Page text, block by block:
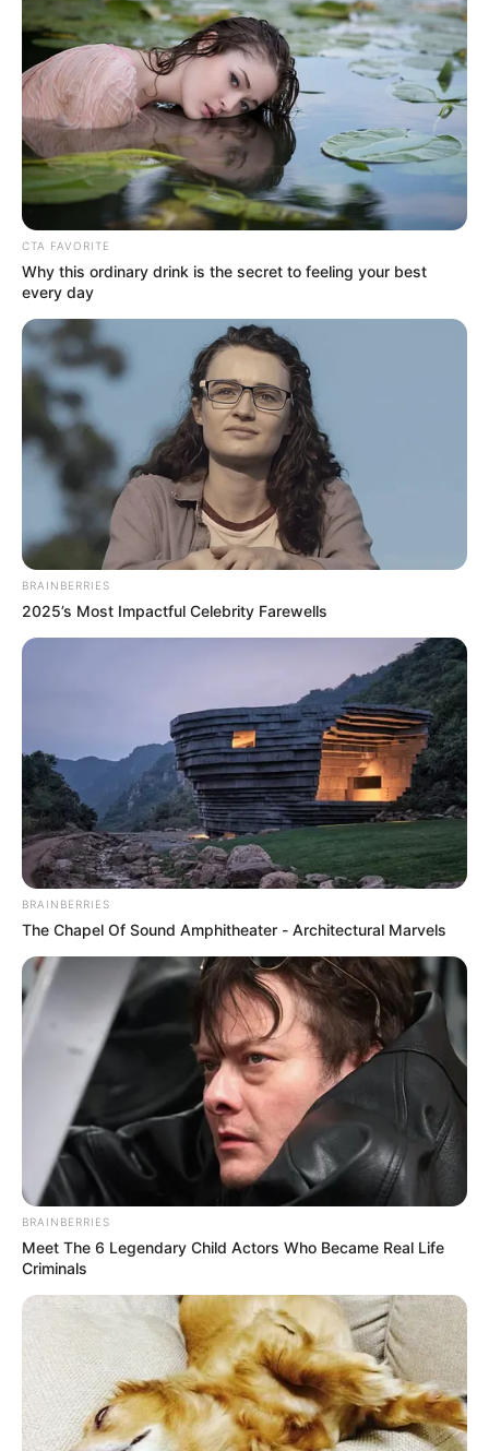
talleres, premiación y la
primera Fotomaratón 2025
ATLÁNTICO
Capturando el alma y el
color de la Costa Caribe en
cada imagen: Alex Riquett,
fotógrafo de historias
Bogotá tendrá tremenda
rumba cultural con artistas
de todo el mundo:
prográmese, es gratis
FOTOS
Cómo cambiar la firma y
foto de la cédula en
Colombia: pasos y
NOTICIAS ANTIOQUIA
A la cárcel docente
señalado de exigirle
dinero y fotos íntimas a
una estudiante a cambio
de buenas calificaciones
ITAGÜÍ - ANTIOQUIA
por difundir fotos íntimas
de su exnovia por
venganza
CARGAR MÁS
TEMAS DESTACADOS
EMERGENCIAS POR LLUVIAS
FUERTES LLUVIAS
VIA AL LLANO
LIGA BETPLAY
CORTES DE LUZ
CORTES DE AGUA
FENÓMENO DEL NIÑO
CTA FAVORITE
Why this ordinary drink is the secret to feeling your best
every day
BRAINBERRIES
2025’s Most Impactful Celebrity Farewells
BRAINBERRIES
The Chapel Of Sound Amphitheater - Architectural Marvels
BRAINBERRIES
Meet The 6 Legendary Child Actors Who Became Real Life
Criminals